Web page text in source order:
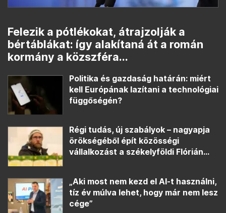
Felezik a pótlékokat, átrajzolják a
bértáblákat: így alakítaná át a román
kormány a közszféra...
Politika és gazdaság határán: miért
kell Európának lazítani a technológiai
függőségén?
Régi tudás, új szabályok – nagyapja
örökségéből épít közösségi
vállalkozást a székelyföldi Flórián...
„Aki most nem kezd el AI-t használni,
tíz év múlva lehet, hogy már nem lesz
cége”